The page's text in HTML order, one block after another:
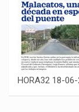
HORA32 18-